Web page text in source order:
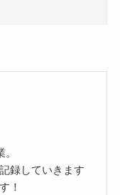
録していきます
！